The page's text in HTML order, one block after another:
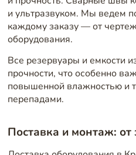
и ультразвуком. Мы ведем
каждому заказу — от
оборудования.
Все резервуары и емкости
прочности, что особенно
повышенной влажностью и
перепадами.
Поставка и монтаж: от